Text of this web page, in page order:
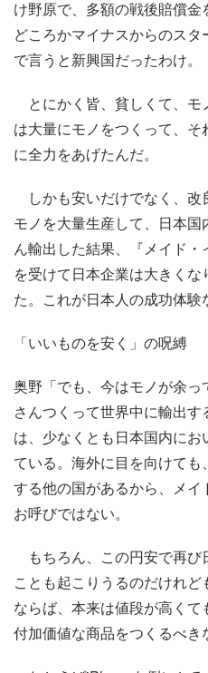
け野原で、多額の戦後賠償
どころかマイナスからのス
で言うと新興国だったわけ。
とにかく皆、貧しくて、モ
は大量にモノをつくって、
に全力をあげたんだ。
しかも安いだけでなく、改
モノを大量生産して、日本
ん輸出した結果、『メイド
を受けて日本企業は大きく
た。これが日本人の成功体験
「いいものを安く」の呪縛
奥野「でも、今はモノが余っ
さんつくって世界中に輸出
は、少なくとも日本国内に
ている。海外に目を向けて
する他の国があるから、メイ
お呼びではない。
もちろん、この円安で再び
ことも起こりうるのだけれ
ならば、本来は値段が高く
付加価値な商品をつくるべき